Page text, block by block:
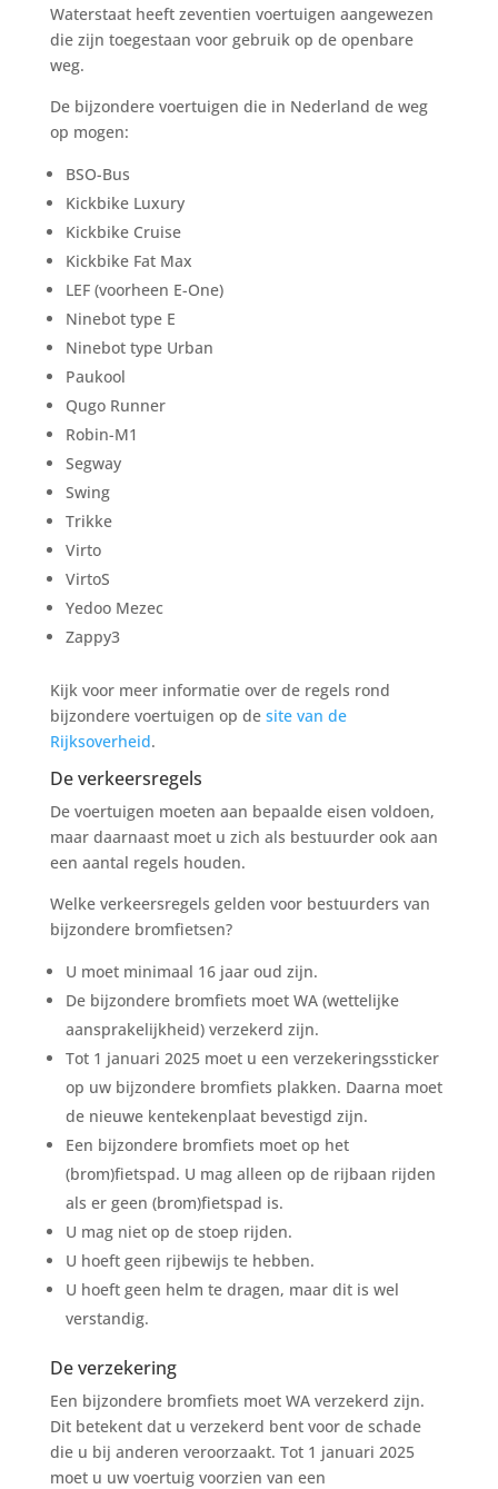
Waterstaat heeft zeventien voertuigen aangewezen
die zijn toegestaan voor gebruik op de openbare
weg.
De bijzondere voertuigen die in Nederland de weg
op mogen:
BSO-Bus
Kickbike Luxury
Kickbike Cruise
Kickbike Fat Max
LEF (voorheen E-One)
Ninebot type E
Ninebot type Urban
Paukool
Qugo Runner
Robin-M1
Segway
Swing
Trikke
Virto
VirtoS
Yedoo Mezec
Zappy3
Kijk voor meer informatie over de regels rond
bijzondere voertuigen op de site van de
Rijksoverheid.
De verkeersregels
De voertuigen moeten aan bepaalde eisen voldoen,
maar daarnaast moet u zich als bestuurder ook aan
een aantal regels houden.
Welke verkeersregels gelden voor bestuurders van
bijzondere bromfietsen?
U moet minimaal 16 jaar oud zijn.
De bijzondere bromfiets moet WA (wettelijke
aansprakelijkheid) verzekerd zijn.
Tot 1 januari 2025 moet u een verzekeringssticker
op uw bijzondere bromfiets plakken. Daarna moet
de nieuwe kentekenplaat bevestigd zijn.
Een bijzondere bromfiets moet op het
(brom)fietspad. U mag alleen op de rijbaan rijden
als er geen (brom)fietspad is.
U mag niet op de stoep rijden.
U hoeft geen rijbewijs te hebben.
U hoeft geen helm te dragen, maar dit is wel
verstandig.
De verzekering
Een bijzondere bromfiets moet WA verzekerd zijn.
Dit betekent dat u verzekerd bent voor de schade
die u bij anderen veroorzaakt. Tot 1 januari 2025
moet u uw voertuig voorzien van een